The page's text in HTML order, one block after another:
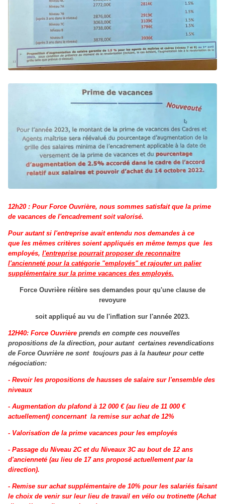
12h20 : Pour Force Ouvrière, nous sommes satisfait que la prime
de vacances de l'encadrement soit valorisé.
Pour autant si l'entreprise avait entendu nos demandes à ce
que les mêmes critères soient appliqués en même temps que les
employés, l'entreprise pourrait proposer de reconnaitre
l'ancienneté pour la catégorie "employés" et rajouter un palier
supplémentaire sur la prime vacances des employés.
Force Ouvrière réitère ses demandes pour qu'une clause de
revoyure
soit appliqué au vu de l'inflation sur l'année 2023.
12H40: Force Ouvrière prends en compte ces nouvelles
propositions de la direction, pour autant certaines revendications
de Force Ouvrière ne sont toujours pas à la hauteur pour cette
négociation:
- Revoir les propositions de hausses de salaire sur l'ensemble des
niveaux
- Augmentation du plafond à 12 000 € (au lieu de 11 000 €
actuellement) concernant la remise sur achat de 12%
- Valorisation de la prime vacances pour les employés
- Passage du Niveau 2C et du Niveaux 3C au bout de 12 ans
d'ancienneté (au lieu de 17 ans proposé actuellement par la
direction).
- Remise sur achat supplémentaire de 10% pour les salariés faisant
le choix de venir sur leur lieu de travail en vélo ou trotinette (Achat